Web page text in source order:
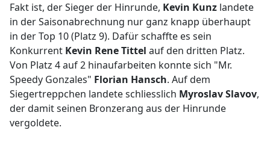
Fakt ist, der Sieger der Hinrunde, Kevin Kunz landete
in der Saisonabrechnung nur ganz knapp überhaupt
in der Top 10 (Platz 9). Dafür schaffte es sein
Konkurrent Kevin Rene Tittel auf den dritten Platz.
Von Platz 4 auf 2 hinaufarbeiten konnte sich "Mr.
Speedy Gonzales" Florian Hansch. Auf dem
Siegertreppchen landete schliesslich Myroslav Slavov,
der damit seinen Bronzerang aus der Hinrunde
vergoldete.